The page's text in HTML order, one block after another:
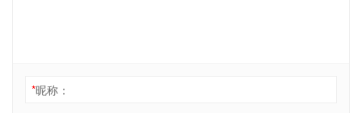
*昵称：